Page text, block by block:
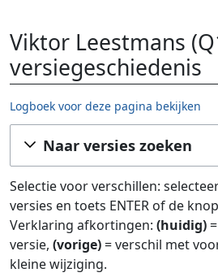
Viktor Leestmans
versiegeschiedenis
Logboek voor deze pagina bekijken
Ga naar:navigatie,zoeken
Naar versies zoeken
Selectie voor verschillen:
versies en toets ENTER of de
Verklaring afkortingen: (huidig)
versie, (vorige)= verschil met
kleine wijziging.